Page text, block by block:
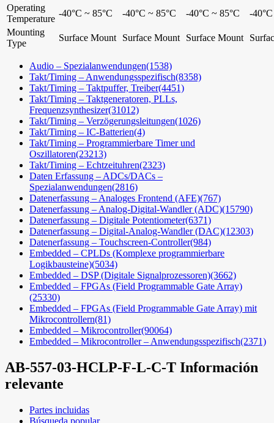
Operating
Temperature
-40°C ~ 85°C -40°C ~ 85°C -40°C ~ 85°C
-
Mounting
Type
Surface Mount Surface Mount Surface Mount
Audio – Spezialanwendungen(1538)
Takt/Timing – Anwendungsspezifisch(8358)
Takt/Timing – Taktpuffer, Treiber(4451)
Takt/Timing – Taktgeneratoren, PLLs,
Frequenzsynthesizer(31012)
Takt/Timing – Verzögerungsleitungen(1026)
Takt/Timing – IC-Batterien(4)
Takt/Timing – Programmierbare Timer und
Oszillatoren(23213)
Takt/Timing – Echtzeituhren(2323)
Daten Erfassung – ADCs/DACs –
Spezialanwendungen(2816)
Datenerfassung – Analoges Frontend (AFE)(767)
Datenerfassung – Analog-Digital-Wandler (ADC)(15790)
Datenerfassung – Digitale Potentiometer(6371)
Datenerfassung – Digital-Analog-Wandler (DAC)(12303)
Datenerfassung – Touchscreen-Controller(984)
Embedded – CPLDs (Komplexe programmierbare
Logikbausteine)(5034)
Embedded – DSP (Digitale Signalprozessoren)(3662)
Embedded – FPGAs (Field Programmable Gate Array)
(25330)
Embedded – FPGAs (Field Programmable Gate Array) mit
Mikrocontrollern(81)
Embedded – Mikrocontroller(90064)
Embedded – Mikrocontroller – Anwendungsspezifisch(2371)
AB-557-03-HCLP-F-L-C-T Información
relevante
Partes incluidas
Búsqueda popular